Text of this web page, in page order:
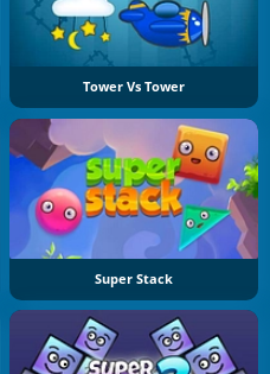
Tower Vs Tower
Super Stack